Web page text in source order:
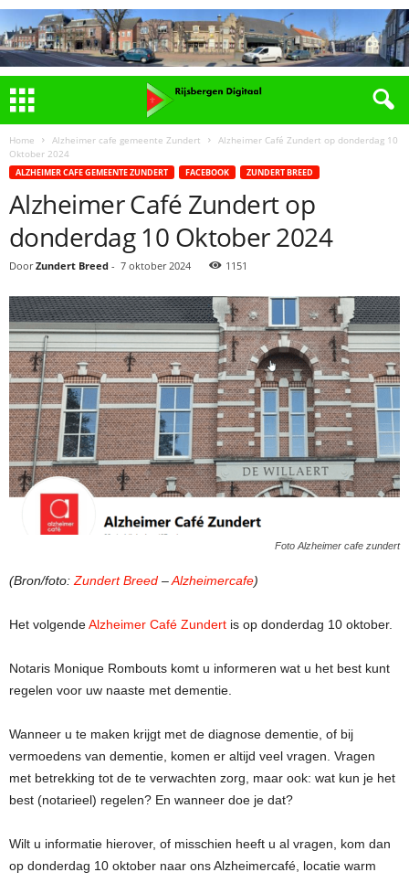
Home Alzheimer cafe gemeente Zundert
Alzheimer Café Zundert op donderdag 10
Oktober 2024
ALZHEIMER CAFE GEMEENTE ZUNDERT FACEBOOK ZUNDERT BREED
Alzheimer Café Zundert op
donderdag 10 Oktober 2024
Door Zundert Breed - 7 oktober 2024 1151
Foto Alzheimer cafe zundert
(Bron/foto:Zundert Breed –Alzheimercafe)
Het volgendeAlzheimer Café Zundert is op donderdag 10 oktober.
Notaris Monique Rombouts komt u informeren wat u het best kunt
regelen voor uw naaste met dementie.
Wanneer u te maken krijgt met de diagnose dementie, of bij
vermoedens van dementie, komen er altijd veel vragen. Vragen
met betrekking tot de te verwachten zorg, maar ook: wat kun je het
best (notarieel) regelen? En wanneer doe je dat?
Wilt u informatie hierover, of misschien heeft u al vragen, kom dan
op donderdag 10 oktober naar ons Alzheimercafé, locatie warm